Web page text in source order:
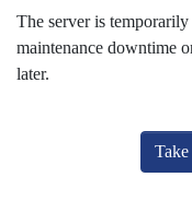
The server is
maintenance downtime
later.